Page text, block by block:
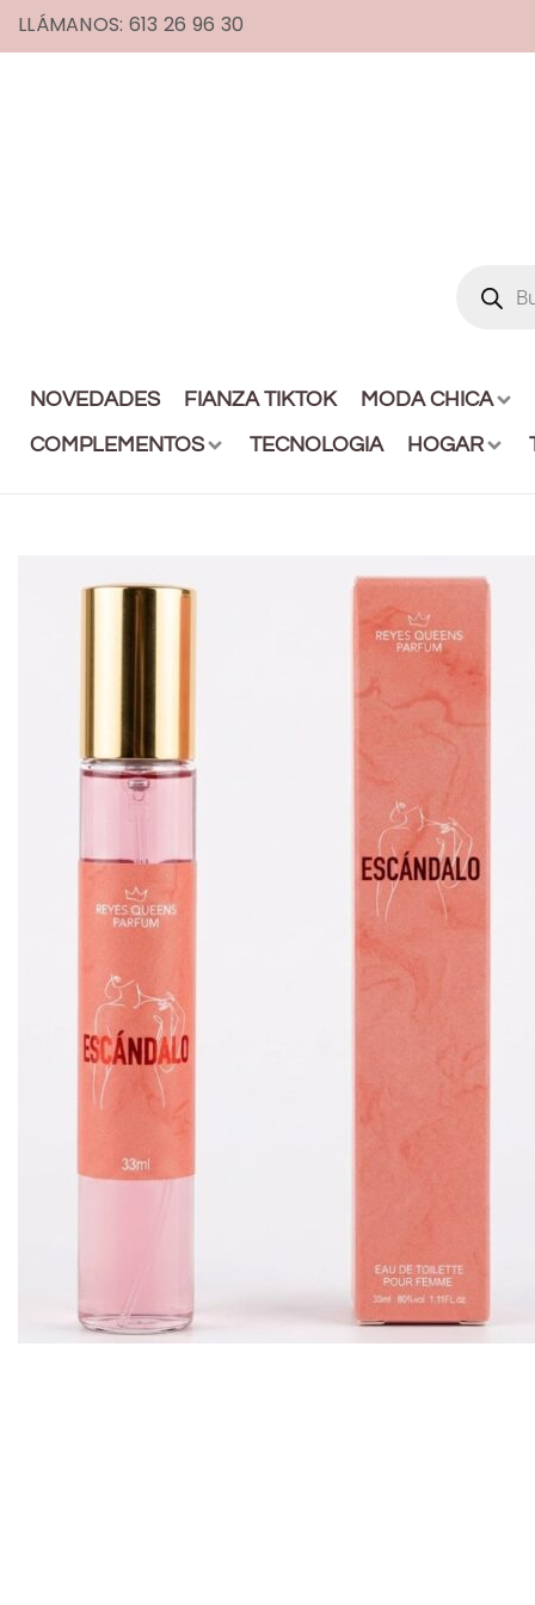
LLÁMANOS: 613 26 96 30
NOVEDADES FIANZA TIKTOK
MODA CHICA
COMPLEMENTOS
TECNOLOGIA HOGAR